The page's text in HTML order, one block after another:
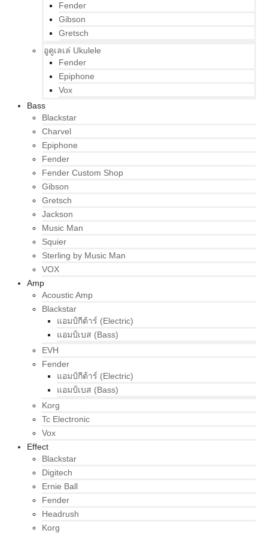
Fender
Gibson
Gretsch
อูคูเลเล่ Ukulele
Fender
Epiphone
Vox
Bass
Blackstar
Charvel
Epiphone
Fender
Fender Custom Shop
Gibson
Gretsch
Jackson
Music Man
Squier
Sterling by Music Man
VOX
Amp
Acoustic Amp
Blackstar
แอมป์กีต้าร์ (Electric)
แอมป์เบส (Bass)
EVH
Fender
แอมป์กีต้าร์ (Electric)
แอมป์เบส (Bass)
Korg
Tc Electronic
Vox
Effect
Blackstar
Digitech
Ernie Ball
Fender
Headrush
Korg